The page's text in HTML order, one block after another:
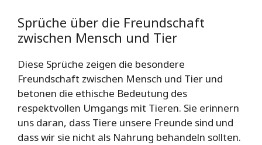
Sprüche über die Freundschaft
zwischen Mensch und Tier
Diese Sprüche zeigen die besondere
Freundschaft zwischen Mensch und Tier und
betonen die ethische Bedeutung des
respektvollen Umgangs mit Tieren. Sie erinnern
uns daran, dass Tiere unsere Freunde sind und
dass wir sie nicht als Nahrung behandeln sollten.